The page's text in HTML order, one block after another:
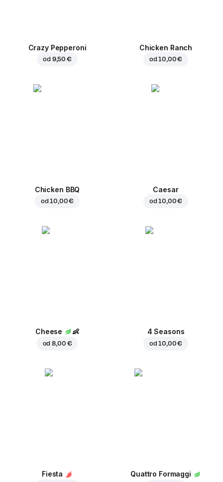
Crazy Pepperoni
od 9,50 €
Chicken Ranch
od10,00 €
Chicken BBQ
od10,00 €
Caesar
od10,00 €
Cheese 👶
od8,00 €
4 Seasons
od10,00 €
Fiesta Quattro Formaggi